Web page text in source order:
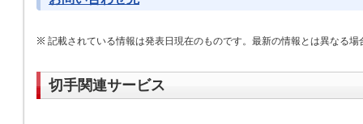
記載されている情報は発表日現在のものです。最新の情報とは異なる
切手関連サービス